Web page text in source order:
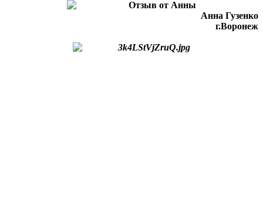
Анна Гузенко
г.Воронеж